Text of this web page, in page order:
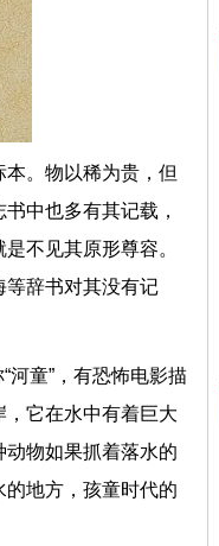
。物以稀为贵，但
中也多有其记载，
不见其原形尊容。
等辞书对其没有记
河童”，有恐怖电影描
它在水中有着巨大
物如果抓着落水的
地方，孩童时代的